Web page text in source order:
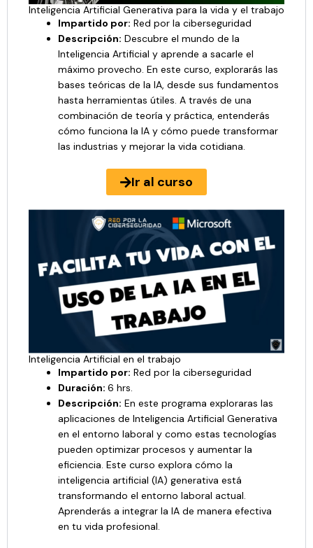
Inteligencia Artificial Generativa para la vida y el trabajo
Impartido por: Red por la ciberseguridad
Descripción: Descubre el mundo de la
Inteligencia Artificial y aprende a sacarle el
máximo provecho. En este curso, explorarás las
bases teóricas de la IA, desde sus fundamentos
hasta herramientas útiles. A través de una
combinación de teoría y práctica, entenderás
cómo funciona la IA y cómo puede transformar
las industrias y mejorar la vida cotidiana.
Ir al curso
Inteligencia Artificial en el trabajo
Impartido por: Red por la ciberseguridad
Duración: 6 hrs.
Descripción: En este programa exploraras las
aplicaciones de Inteligencia Artificial Generativa
en el entorno laboral y como estas tecnologías
pueden optimizar procesos y aumentar la
eficiencia. Este curso explora cómo la
inteligencia artificial (IA) generativa está
transformando el entorno laboral actual.
Aprenderás a integrar la IA de manera efectiva
en tu vida profesional.